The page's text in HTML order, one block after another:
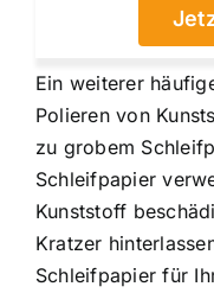
Ein weiterer
Polieren von
zu grobem
Schleifpapier
Kunststoff
Kratzer
Schleifpapier für